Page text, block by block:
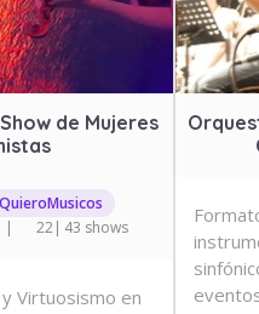
de Mujeres
| 22| 43 shows
Virtuosismo en